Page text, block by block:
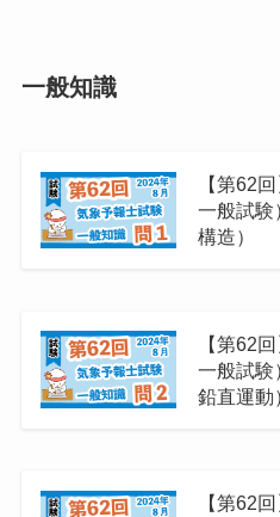
一般知識
【第62
一般試験
構造）
【第62
一般試験
鉛直運動
【第62